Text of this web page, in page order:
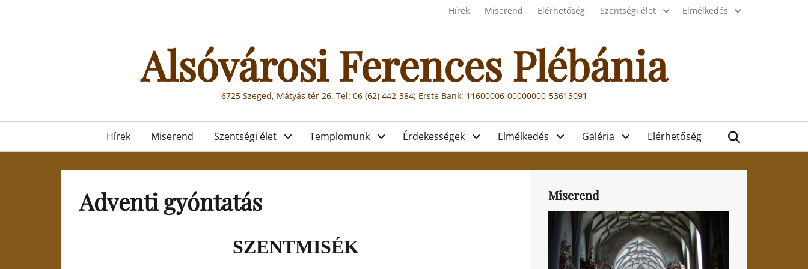
to
Header menu
Hírek Miserend Elérhetőség Szentségi élet Elmélkedés
Alsóvárosi Ferences Plébánia
6725 Szeged, Mátyás tér 26. Tel: 06 (62) 442-384; Erste Bank: 11600006-00000000-53613091
Primary
menu
Hírek Miserend Szentségi élet Templomunk Érdekességek Elmélkedés Galéria Elérhetőség
Adventi gyóntatás
SZENTMISÉK
Miserend